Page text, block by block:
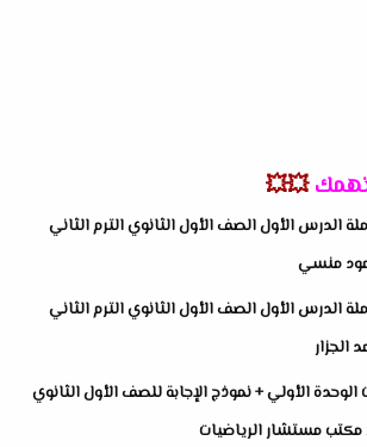
💥💥
الدرس الأول الصف الأول الثانوي الترم الثاني
الدرس الأول الصف الأول الثانوي الترم الثاني
الوحدة الأولي + نموذج الإجابة للصف الأول الثانوي